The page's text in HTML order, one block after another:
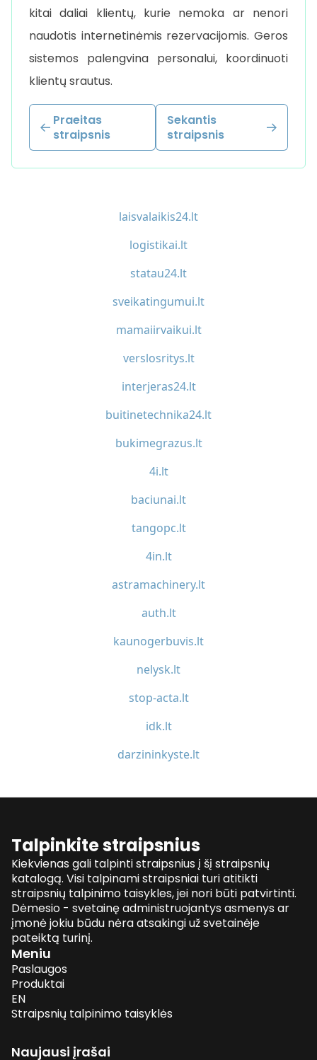
kitai daliai klientų, kurie nemoka ar nenori
naudotis internetinėmis rezervacijomis. Geros
sistemos palengvina personalui, koordinuoti
klientų srautus.
Praeitas
straipsnis
Sekantis
straipsnis
laisvalaikis24.lt
logistikai.lt
statau24.lt
sveikatingumui.lt
mamaiirvaikui.lt
verslosritys.lt
interjeras24.lt
buitinetechnika24.lt
bukimegrazus.lt
4i.lt
baciunai.lt
tangopc.lt
4in.lt
astramachinery.lt
auth.lt
kaunogerbuvis.lt
nelysk.lt
stop-acta.lt
idk.lt
darzininkyste.lt
Talpinkite straipsnius
Kiekvienas gali talpinti straipsnius į šį straipsnių
katalogą. Visi talpinami straipsniai turi atitikti
straipsnių talpinimo taisykles, jei nori būti patvirtinti.
Dėmesio - svetainę administruojantys asmenys ar
įmonė jokiu būdu nėra atsakingi už svetainėje
pateiktą turinį.
Meniu
Paslaugos
Produktai
EN
Straipsnių talpinimo taisyklės
Naujausi įrašai